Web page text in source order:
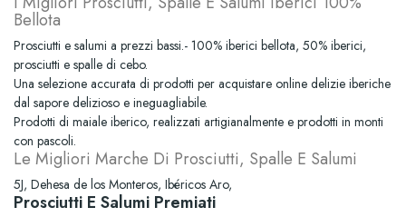
Bellota
Prosciutti e salumi a prezzi bassi.- 100% iberici bellota, 50% iberici,
prosciutti e spalle di cebo.
Una selezione accurata di prodotti per acquistare online delizie iberiche
dal sapore delizioso e ineguagliabile.
Prodotti di maiale iberico, realizzati artigianalmente e prodotti in monti
con pascoli.
Le Migliori Marche Di Prosciutti, Spalle E Salumi
5J, Dehesa de los Monteros, Ibéricos Aro,
Prosciutti E Salumi Premiati